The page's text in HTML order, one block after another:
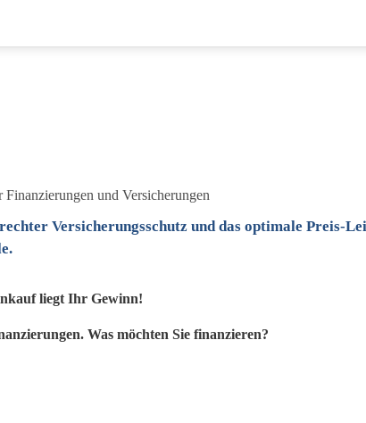
und Versicherungen
Versicherungsschutz und das optimale Preis-
liegt Ihr Gewinn!
Was möchten Sie finanzieren?